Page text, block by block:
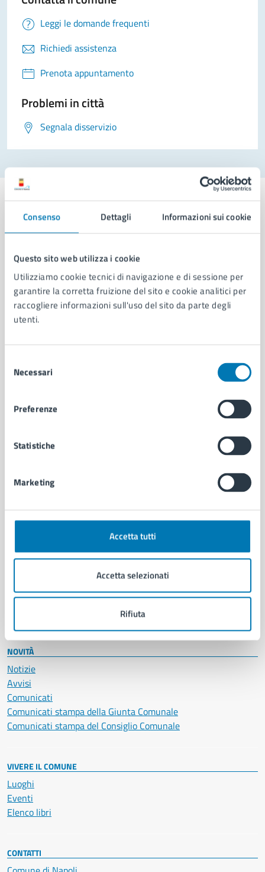
Consenso Dettagli Informazioni sui cookie
Questo sito web utilizza i cookie
Utilizziamo cookie tecnici di navigazione e di sessione per
garantire la corretta fruizione del sito e cookie analitici per
raccogliere informazioni sull'uso del sito da parte degli
utenti.
delNecessari
Preferenze
Statistiche
Marketing
Accetta tutti
Accetta selezionati
Rifiuta
Leggi le domande frequenti
Richiedi assistenza
Prenota appuntamento
Problemi in città
Segnala disservizio
AMMINISTRAZIONE
Aree amministrative
Organi di governo
Municipalità
Politici
Intranet, posta aziendale e protocollo
CATEGORIE DI SERVIZIO
Anagrafe e stato civile
Documenti e certificati
Giustizia e sicurezza pubblica
Salute, benessere e assistenza
Servizi Cimiteriali
NOVITÀ
Notizie
Avvisi
Comunicati
Comunicati stampa della Giunta Comunale
Comunicati stampa del Consiglio Comunale
VIVERE IL COMUNE
Luoghi
Eventi
Elenco libri
CONTATTI